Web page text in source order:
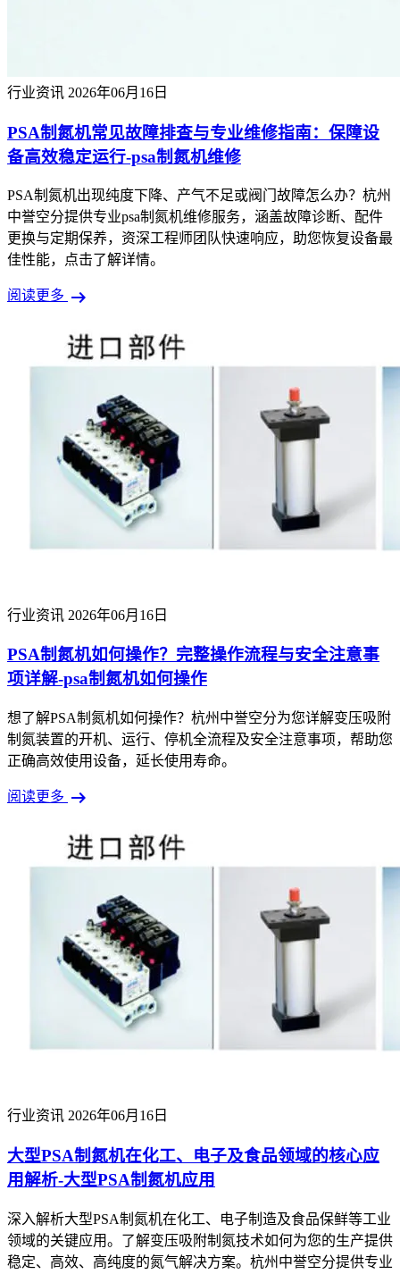
行业资讯 2026年06月16日
PSA制氮机常见故障排查与专业维修指南：保障设
备高效稳定运行-psa制氮机维修
PSA制氮机出现纯度下降、产气不足或阀门故障怎么办？杭州
中誉空分提供专业psa制氮机维修服务，涵盖故障诊断、配件
更换与定期保养，资深工程师团队快速响应，助您恢复设备最
佳性能，点击了解详情。
阅读更多 arrow_right_alt
行业资讯 2026年06月16日
PSA制氮机如何操作？完整操作流程与安全注意事
项详解-psa制氮机如何操作
想了解PSA制氮机如何操作？杭州中誉空分为您详解变压吸附
制氮装置的开机、运行、停机全流程及安全注意事项，帮助您
正确高效使用设备，延长使用寿命。
阅读更多 arrow_right_alt
行业资讯 2026年06月16日
大型PSA制氮机在化工、电子及食品领域的核心应
用解析-大型PSA制氮机应用
深入解析大型PSA制氮机在化工、电子制造及食品保鲜等工业
领域的关键应用。了解变压吸附制氮技术如何为您的生产提供
稳定、高效、高纯度的氮气解决方案。杭州中誉空分提供专业